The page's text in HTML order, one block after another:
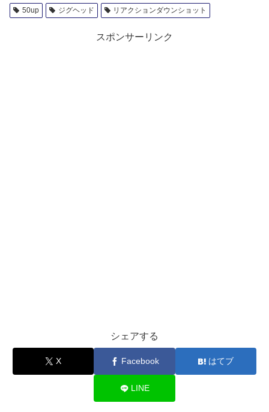
50up ジグヘッド リアクションダウンショット
スポンサーリンク
シェアする
X Facebook はてブ
LINE